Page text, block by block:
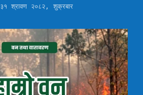
३१ श्रावण २०८२, शुक्रबार